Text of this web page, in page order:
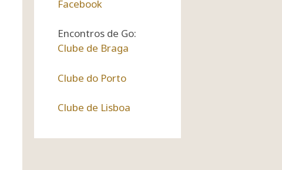
Facebook
Encontros de Go:
Clube de Braga
Clube do Porto
Clube de Lisboa